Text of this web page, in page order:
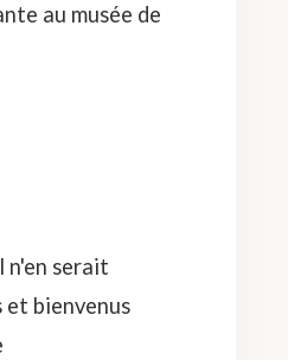
au musée de
n'en serait
et bienvenus